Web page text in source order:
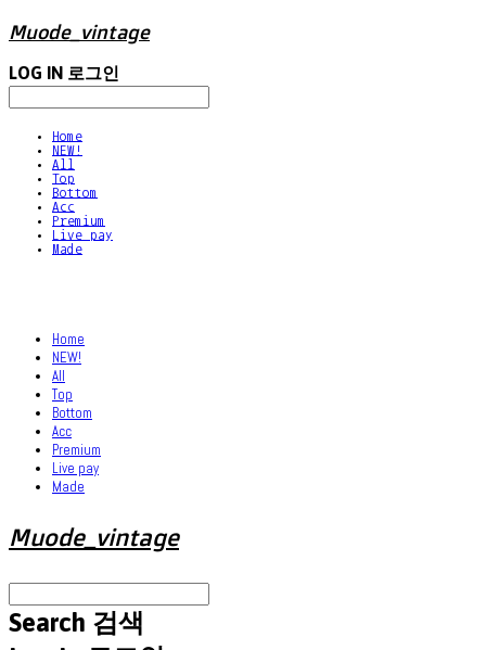
Muode_vintage
LOG IN 로그인
Home
NEW!
All
Top
Bottom
Acc
Premium
Live pay
Made
Home
NEW!
All
Top
Bottom
Acc
Premium
Live pay
Made
Muode_vintage
Search 검색